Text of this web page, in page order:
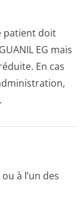
patient doit
EG mais
En cas
à l’un des